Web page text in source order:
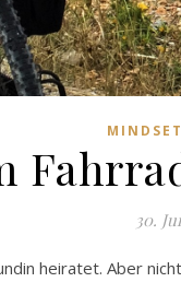
MINDSET
30.
heiratet. Aber